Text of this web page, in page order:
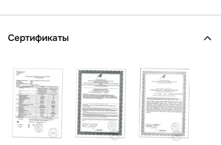
Сертификаты